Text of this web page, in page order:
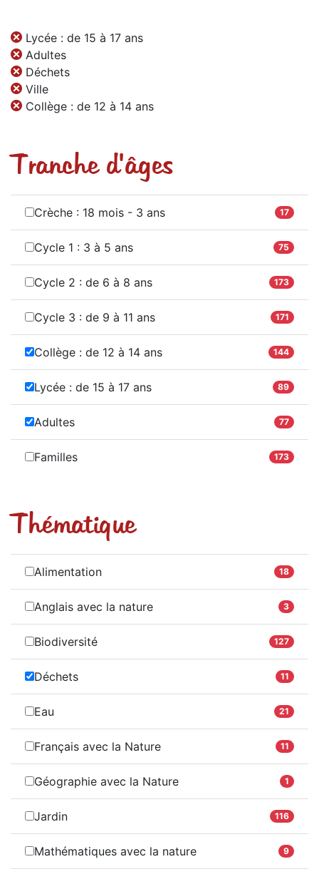
Lycée : de 15 à 17 ans
Adultes
Déchets
Ville
Collège : de 12 à 14 ans
Tranche d'âges
Crèche : 18 mois - 3 ans 17
Cycle 1 : 3 à 5 ans 75
Cycle 2 : de 6 à 8 ans 173
Cycle 3 : de 9 à 11 ans 171
Collège : de 12 à 14 ans 144
Lycée : de 15 à 17 ans 89
Adultes 77
Familles 173
Thématique
Alimentation 18
Anglais avec la nature 3
Biodiversité 127
Déchets 11
Eau 21
Français avec la Nature 11
Géographie avec la Nature 1
Jardin 116
Mathématiques avec la nature 9